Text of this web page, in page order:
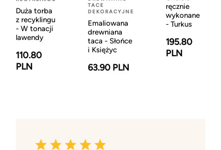
Duża torba
z recyklingu
- W tonacji
lawendy
110.80
PLN
TACE
DEKORACYJNE
Emaliowana
drewniana
taca - Słońce
i Księżyc
63.90 PLN
ręcznie
wykonane
- Turkus
195.80
PLN